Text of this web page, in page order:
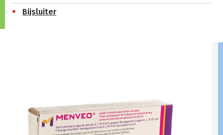
Bijsluiter